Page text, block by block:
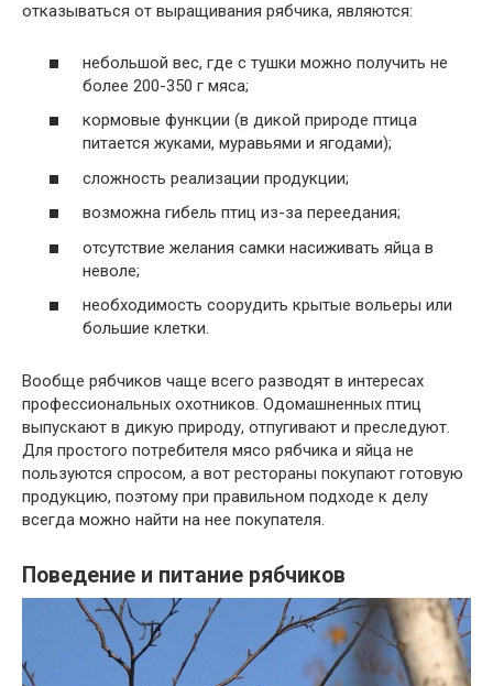
отказываться от выращивания рябчика, являются:
небольшой вес, где с тушки можно получить не
более 200-350 г мяса;
кормовые функции (в дикой природе птица
питается жуками, муравьями и ягодами);
сложность реализации продукции;
возможна гибель птиц из-за переедания;
отсутствие желания самки насиживать яйца в
неволе;
необходимость соорудить крытые вольеры или
большие клетки.
Вообще рябчиков чаще всего разводят в интересах
профессиональных охотников. Одомашненных птиц
выпускают в дикую природу, отпугивают и преследуют.
Для простого потребителя мясо рябчика и яйца не
пользуются спросом, а вот рестораны покупают готовую
продукцию, поэтому при правильном подходе к делу
всегда можно найти на нее покупателя.
Поведение и питание рябчиков